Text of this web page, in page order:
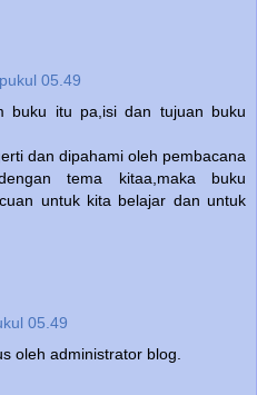
05.49
buku itu pa,isi dan tujuan buku
dan dipahami oleh pembacana
tema kitaa,maka buku
untuk kita belajar dan untuk
05.49
oleh administrator blog.